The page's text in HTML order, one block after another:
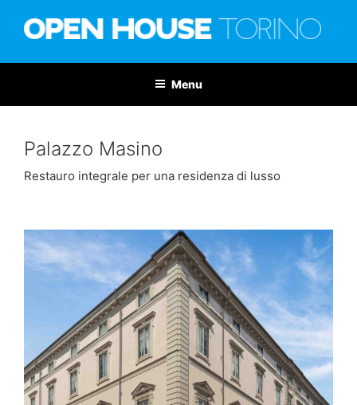
Menu
Palazzo Masino
Restauro integrale per una residenza di lusso